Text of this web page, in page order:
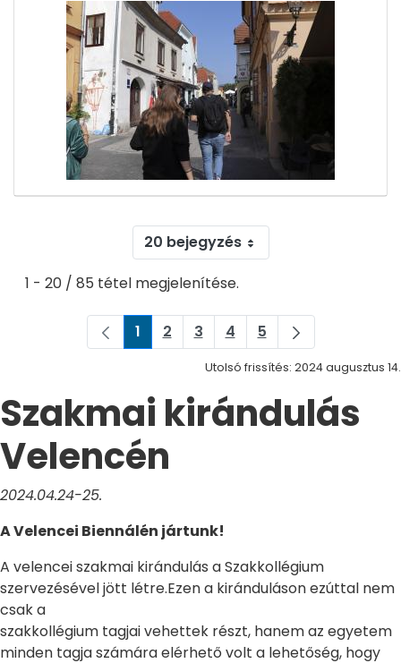
20 bejegyzés
1 - 20 / 85 tétel megjelenítése.
Oldal
1 Oldal
2 Oldal
3 Oldal
4 Oldal
5
Utolsó frissítés: 2024 augusztus 14.
Szakmai kirándulás
Velencén
2024.04.24-25.
A Velencei Biennálén jártunk!
A velencei szakmai kirándulás a Szakkollégium
szervezésével jött létre.Ezen a kiránduláson ezúttal nem
csak a
szakkollégium tagjai vehettek részt, hanem az egyetem
minden tagja számára elérhető volt a lehetőség, hogy